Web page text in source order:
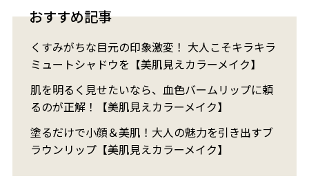
おすすめ記事
くすみがちな目元の印象激変！ 大人こそキラキラ
ミュートシャドウを【美肌見えカラーメイク】
肌を明るく見せたいなら、血色バームリップに頼
るのが正解！【美肌見えカラーメイク】
塗るだけで小顔＆美肌！大人の魅力を引き出すブ
ラウンリップ【美肌見えカラーメイク】